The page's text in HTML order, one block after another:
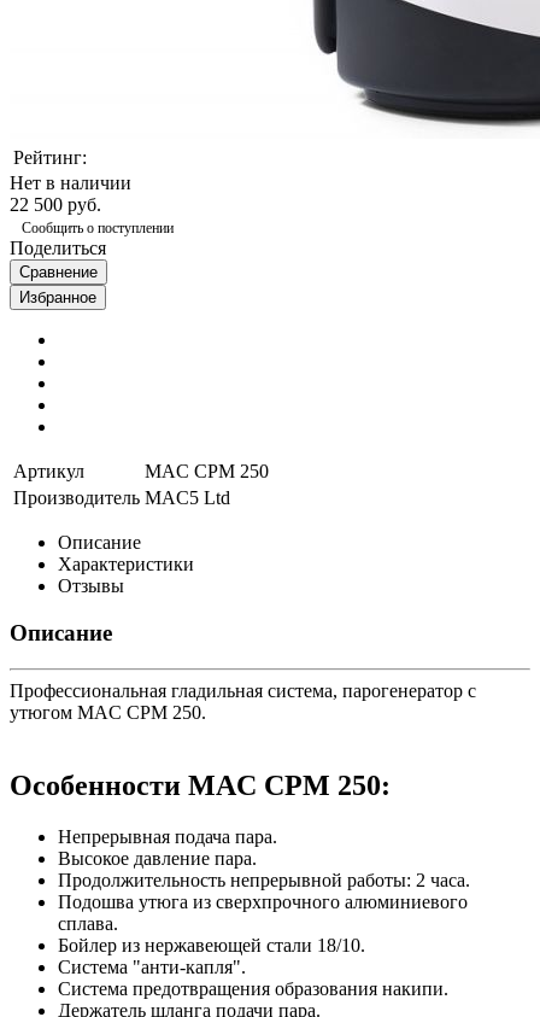
Рейтинг:
Нет в наличии
22 500 руб.
Сообщить о поступлении
Поделиться
Сравнение
Избранное
Артикул
MAC CPM 250
Производитель MAC5 Ltd
Описание
Характеристики
Отзывы
Описание
Профессиональная гладильная система, парогенератор с
утюгом MAC CPM 250.
Особенности MAC CPM 250:
Непрерывная подача пара.
Высокое давление пара.
Продолжительность непрерывной работы: 2 часа.
Подошва утюга из сверхпрочного алюминиевого
сплава.
Бойлер из нержавеющей стали 18/10.
Система "анти-капля".
Система предотвращения образования накипи.
Держатель шланга подачи пара.